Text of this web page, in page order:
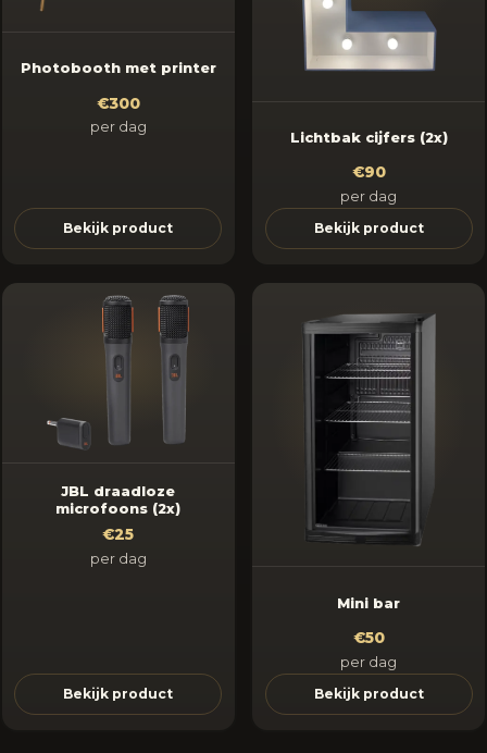
Photobooth met printer
€300
per dag
Bekijk product
Lichtbak cijfers (2x)
€90
per dag
Bekijk product
JBL draadloze
microfoons (2x)
€25
per dag
Bekijk product
Mini bar
€50
per dag
Bekijk product